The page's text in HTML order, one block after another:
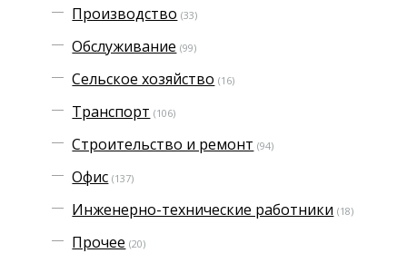
Производство (33)
Обслуживание (99)
Сельское хозяйство (16)
Транспорт (106)
Строительство и ремонт (94)
Офис (137)
Инженерно-технические работники (18)
Прочее (20)